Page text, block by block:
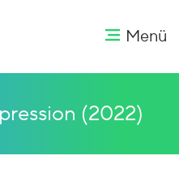
Menü
(2022)